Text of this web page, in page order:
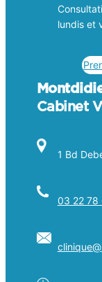
lundis et
Cabinet
1 Bd
03 22 78
clinique@